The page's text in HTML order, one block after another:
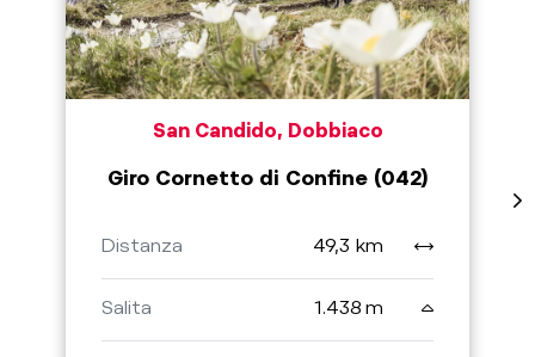
San Candido, Dobbiaco
Giro Cornetto di Confine (042)
Distanza 49,3 km
Salita 1.438 m